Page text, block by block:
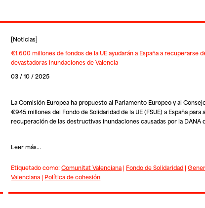
[Noticias]
€1.600 millones de fondos de la UE ayudarán a España a recuperarse
devastadoras inundaciones de Valencia
03 / 10 / 2025
La Comisión Europea ha propuesto al Parlamento Europeo y al
€945 millones del Fondo de Solidaridad de la UE (FSUE) a España para
recuperación de las destructivas inundaciones causadas por la DANA
Leer más...
Etiquetado como:Comunitat Valenciana | Fondo de Solidaridad |
Valenciana | Política de cohesión